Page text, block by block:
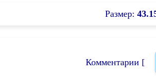
Размер:
Комментарии [